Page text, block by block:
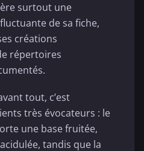
surtout une
de sa fiche,
créations
répertoires
tout, c’est
très évocateurs : le
une base fruitée,
tandis que la